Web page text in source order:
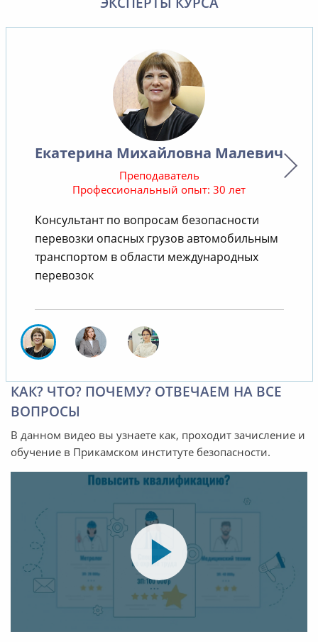
Екатерина Михайловна Малевич
Преподаватель
Профессиональный опыт: 30 лет
Консультант по вопросам безопасности
перевозки опасных грузов автомобильным
транспортом в области международных
перевозок
КАК? ЧТО? ПОЧЕМУ? ОТВЕЧАЕМ НА ВСЕ
ВОПРОСЫ
В данном видео вы узнаете как, проходит зачисление и
обучение в Прикамском институте безопасности.